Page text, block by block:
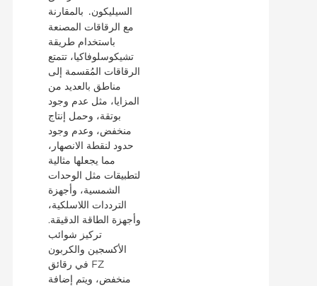
السيليكون. بالمقارنة
مع الرقاقات المصنعة
باستخدام طريقة
تشيكوسلوفاكيا، تتمتع
الرقاقات المُقسمة إلى
مناطق بالعديد من
المزايا، مثل عدم وجود
بوتقة، وحمل إنتاج
منخفض، وعدم وجود
حدود لنقطة الانصهار،
مما يجعلها مثالية
لتطبيقات مثل الوحدات
الشمسية، وأجهزة
الترددات اللاسلكية،
وأجهزة الطاقة الدقيقة.
تركيز شوائب
الأكسجين والكربون
في رقائق FZ
منخفض، ويتم إضافة